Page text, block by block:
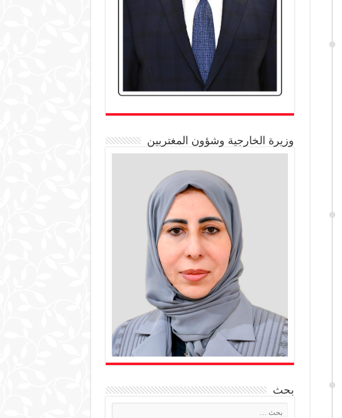
وزيرة الخارجية وشؤون المغتربين
بحث